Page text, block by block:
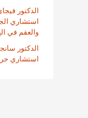
الدكتور
استشاري
والعقم في
الدكتور
استشاري